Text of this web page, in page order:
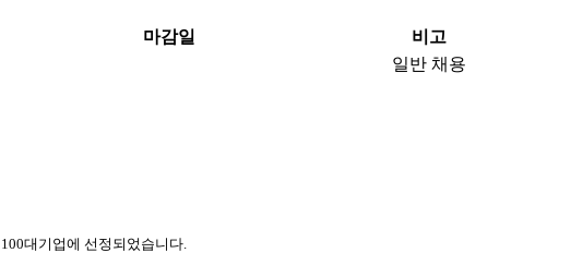
마감일
비고
일반 채용
대기업에 선정되었습니다.